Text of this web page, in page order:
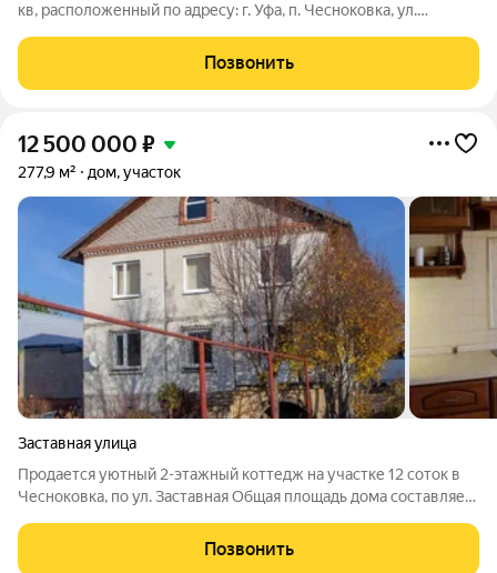
кв, расположенный по адресу: г. Уфа, п. Чесноковка, ул.
построен пoлнoстью из кpаcнoго кирпича( немецкий проект),
плиты перекрытия
Позвонить
12 500 000 ₽
277,9 м² дом, участок
Заставная улица
Продается уютный 2-этажный коттедж на участке 12 соток в
Чесноковка, по ул. Заставная Общая площадь дома составляет
подвал площадью 105,5 м. Описание дома: Первый этаж:
просторная прихожая,
Позвонить